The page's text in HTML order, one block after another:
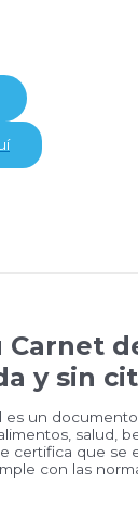
Carnet
y sin
es un
salud,
certifica que se
con las